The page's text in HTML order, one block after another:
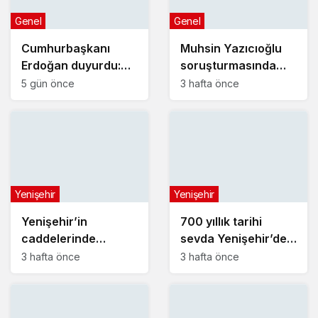
Cumhurbaşkanı
Erdoğan duyurdu:
Kiralık sosyal konut
Genel
5 gün önce
Muhsin Yazıcıoğlu
soruşturmasında
yeni gelişme!
Genel
3 hafta önce
Yenişehir’in
caddelerinde
konforlu yolculuk
Yenişehir
3 hafta önce
700 yıllık tarihi
sevda Yenişehir’de
yeniden hayat buldu
Yenişehir
3 hafta önce